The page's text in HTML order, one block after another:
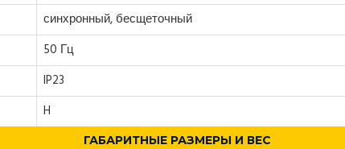
синхронный, бесщеточный
50 Гц
IP23
H
ГАБАРИТНЫЕ РАЗМЕРЫ И ВЕС